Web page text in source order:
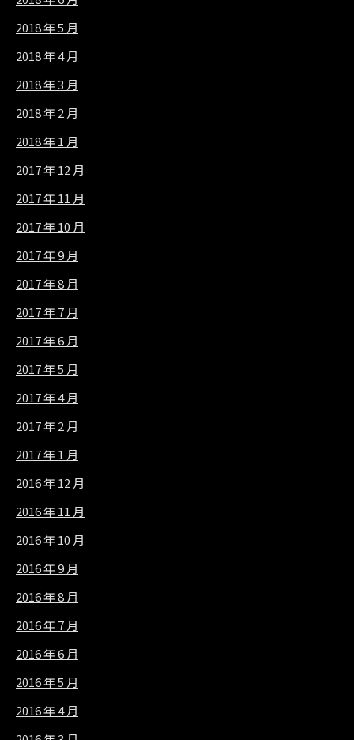
2018 年 5 月
2018 年 4 月
2018 年 3 月
2018 年 2 月
2018 年 1 月
2017 年 12 月
2017 年 11 月
2017 年 10 月
2017 年 9 月
2017 年 8 月
2017 年 7 月
2017 年 6 月
2017 年 5 月
2017 年 4 月
2017 年 2 月
2017 年 1 月
2016 年 12 月
2016 年 11 月
2016 年 10 月
2016 年 9 月
2016 年 8 月
2016 年 7 月
2016 年 6 月
2016 年 5 月
2016 年 4 月